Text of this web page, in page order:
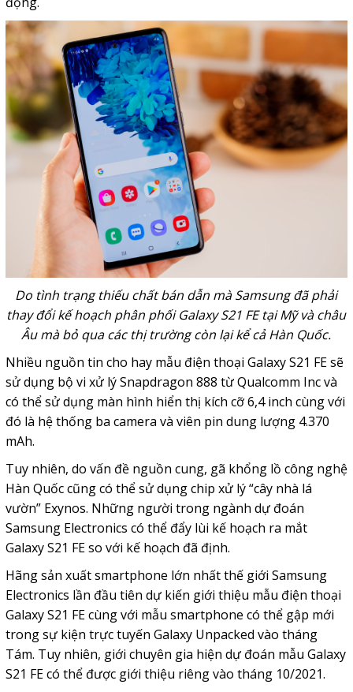
Do tình trạng thiếu chất bán dẫn mà Samsung đã phải
thay đổi kế hoạch phân phối Galaxy S21 FE tại Mỹ và châu
Âu mà bỏ qua các thị trường còn lại kể cả Hàn Quốc.
Nhiều nguồn tin cho hay mẫu điện thoại Galaxy S21 FE sẽ
sử dụng bộ vi xử lý Snapdragon 888 từ Qualcomm Inc và
có thể sử dụng màn hình hiển thị kích cỡ 6,4 inch cùng với
đó là hệ thống ba camera và viên pin dung lượng 4.370
mAh.
Tuy nhiên, do vấn đề nguồn cung, gã khổng lồ công nghệ
Hàn Quốc cũng có thể sử dụng chip xử lý “cây nhà lá
vườn” Exynos. Những người trong ngành dự đoán
Samsung Electronics có thể đẩy lùi kế hoạch ra mắt
Galaxy S21 FE so với kế hoạch đã định.
Hãng sản xuất smartphone lớn nhất thế giới Samsung
Electronics lần đầu tiên dự kiến giới thiệu mẫu điện thoại
Galaxy S21 FE cùng với mẫu smartphone có thể gập mới
trong sự kiện trực tuyến Galaxy Unpacked vào tháng
Tám. Tuy nhiên, giới chuyên gia hiện dự đoán mẫu Galaxy
S21 FE có thể được giới thiệu riêng vào tháng 10/2021.